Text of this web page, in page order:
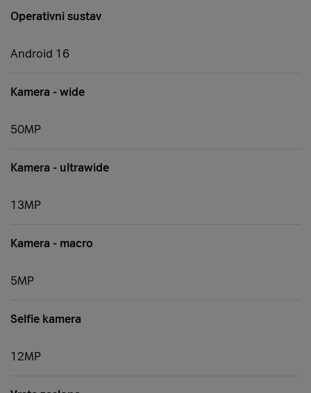
Operativni sustav
Android 16
Kamera - wide
50MP
Kamera - ultrawide
13MP
Kamera - macro
5MP
Selfie kamera
12MP